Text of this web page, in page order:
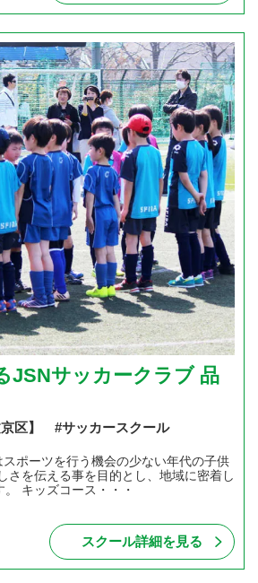
JSNサッカークラブ 品
京区】 #サッカースクール
ポーツを行う機会の少ない年代の子供
さを伝える事を目的とし、地域に密着し
キッズコース・・・
スクール詳細を見る